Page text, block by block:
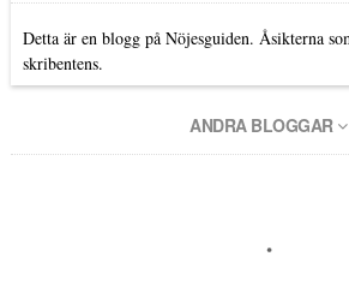
Detta är en blogg på Nöjesguiden. Åsikterna
skribentens.
ANDRA BLOGGAR